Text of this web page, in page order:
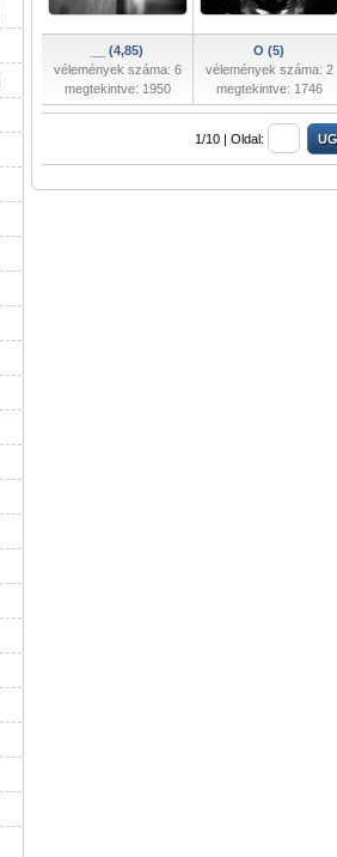
__ (4,85)
vélemények száma: 6
megtekintve: 1950
O (5)
vélemények száma: 2
megtekintve: 1746
1/10 | Oldal: